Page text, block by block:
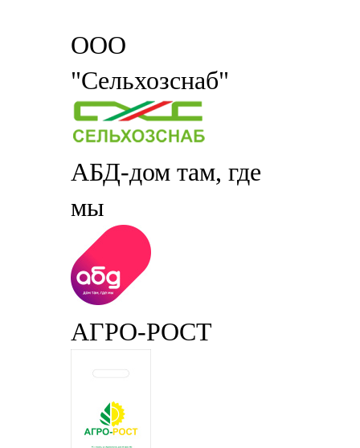
ООО
"Сельхозснаб"
АБД-дом там, где
мы
АГРО-РОСТ